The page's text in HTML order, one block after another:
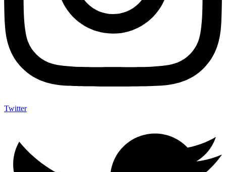
Twitter